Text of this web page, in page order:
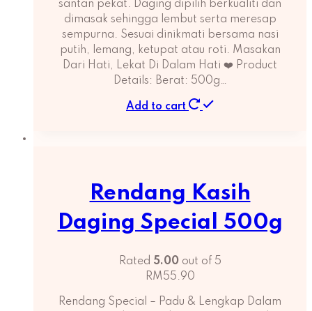
santan pekat. Daging dipilih berkualiti dan
dimasak sehingga lembut serta meresap
sempurna. Sesuai dinikmati bersama nasi
putih, lemang, ketupat atau roti. Masakan
Dari Hati, Lekat Di Dalam Hati ❤️ Product
Details: Berat: 500g…
Add to cart
Rendang Kasih
Daging Special 500g
Rated 5.00out of 5
RM55.90
Rendang Special – Padu & Lengkap Dalam